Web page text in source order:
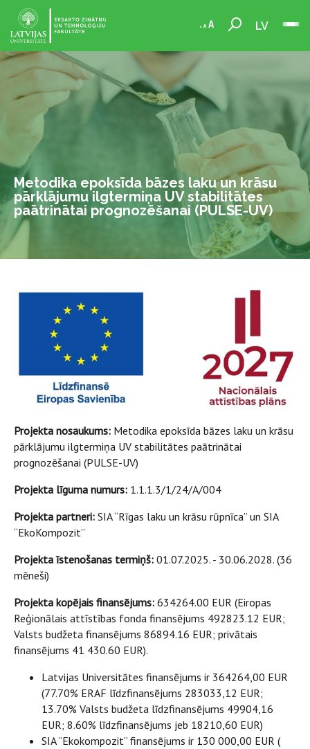
LV
Metodika epoksīda bāzes laku un krāsu
pārklājumu ilgtermiņa UV stabilitātes
paātrinātai prognozēšanai (PULSE-UV)
Projekta nosaukums: Metodika epoksīda bāzes laku un krāsu
pārklājumu ilgtermiņa UV stabilitātes paātrinātai
prognozēšanai (PULSE-UV)
Projekta līguma numurs: 1.1.1.3/1/24/A/004
Projekta partneri: SIA “Rīgas laku un krāsu rūpnīca” un SIA
“EkoKompozit”
Projekta īstenošanas termiņš: 01.07.2025. - 30.06.2028. (36
mēneši)
Projekta kopējais finansējums: 634264.00 EUR (Eiropas
Reģionālais attīstības fonda finansējums 492823.12 EUR;
Valsts budžeta finansējums 86894.16 EUR; privātais
finansējums 41 430.60 EUR).
Latvijas Universitātes finansējums ir 364264,00 EUR
(77.70% ERAF līdzfinansējums 283033,12 EUR;
13.70% Valsts budžeta līdzfinansējums 49904,16
EUR; 8.60% līdzfinansējums jeb 18210,60 EUR)
SIA “Ekokompozit” finansējums ir 130 000,00 EUR (